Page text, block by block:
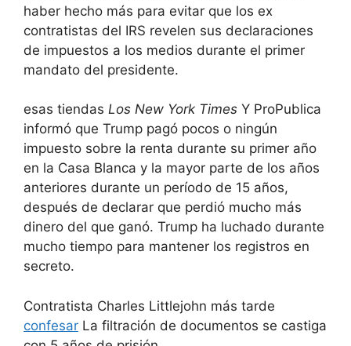
haber hecho más para evitar que los ex
contratistas del IRS revelen sus declaraciones
de impuestos a los medios durante el primer
mandato del presidente.
esas tiendas Los New York Times Y ProPublica
informó que Trump pagó pocos o ningún
impuesto sobre la renta durante su primer año
en la Casa Blanca y la mayor parte de los años
anteriores durante un período de 15 años,
después de declarar que perdió mucho más
dinero del que ganó. Trump ha luchado durante
mucho tiempo para mantener los registros en
secreto.
Contratista Charles Littlejohn más tarde
confesar La filtración de documentos se castiga